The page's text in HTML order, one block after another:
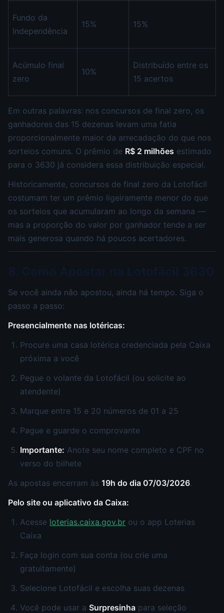
Fundo da
Independência
15% 15%
Acúmulo final
zero
10%
Distribuído entre os
15 acertos
Em outras palavras: nos concursos de final zero, os
ganhadores das 15 dezenas levam uma fatia
proporcionalmente maior da arrecadação do que nos
sorteios comuns. O prêmio de R$ 2 milhões estimado
para o 3630 já considera essa distribuição especial.
Historicamente, concursos de final zero da Lotofácil
costumam ter um prêmio ligeiramente menor do que
os sorteios que acumularam ao longo da semana —
mas a proporção do valor por ganhador tende a ser
mais generosa quando há poucos acertadores.
Se você ainda não apostou, ainda há tempo. Siga o
passo a passo:
Presencialmente nas lotéricas:
Procure uma casa lotérica credenciada pela Caixa
próxima a você
Pegue o volante da Lotofácil (ou solicite ao
atendente)
Marque entre 15 e 20 números de 01 a 25
Pague e guarde o comprovante
Importante: Anote seu nome completo e CPF no
verso do bilhete
As apostas encerram às 19h do dia 07/03/2026.
Pelo site ou aplicativo da Caixa:
Acesse loterias.caixa.gov.br ou o app Loterias
Caixa
Faça login com sua conta (ou crie uma
gratuitamente)
Selecione Lotofácil e escolha suas dezenas
Você pode usar a Surpresinha para seleção